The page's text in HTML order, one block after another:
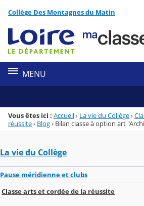
Menu de la rubrique
Contenu
Collège Des Montagnes du Matin
MENU
Vous êtes ici : Accueil› La vie du Collège›
réussite› Blog› Bilan classe à option art
La vie du Collège
Pause méridienne et clubs
Classe arts et cordée de la réussite